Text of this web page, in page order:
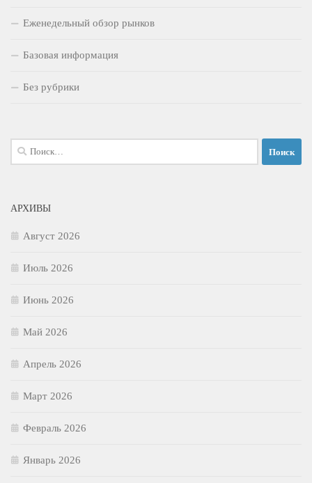
Еженедельный обзор рынков
Базовая информация
Без рубрики
Найти:
АРХИВЫ
Август 2026
Июль 2026
Июнь 2026
Май 2026
Апрель 2026
Март 2026
Февраль 2026
Январь 2026